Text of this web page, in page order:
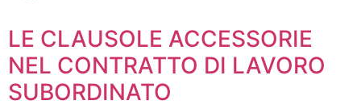
LE CLAUSOLE ACCESSORIE
NEL CONTRATTO DI LAVORO
SUBORDINATO